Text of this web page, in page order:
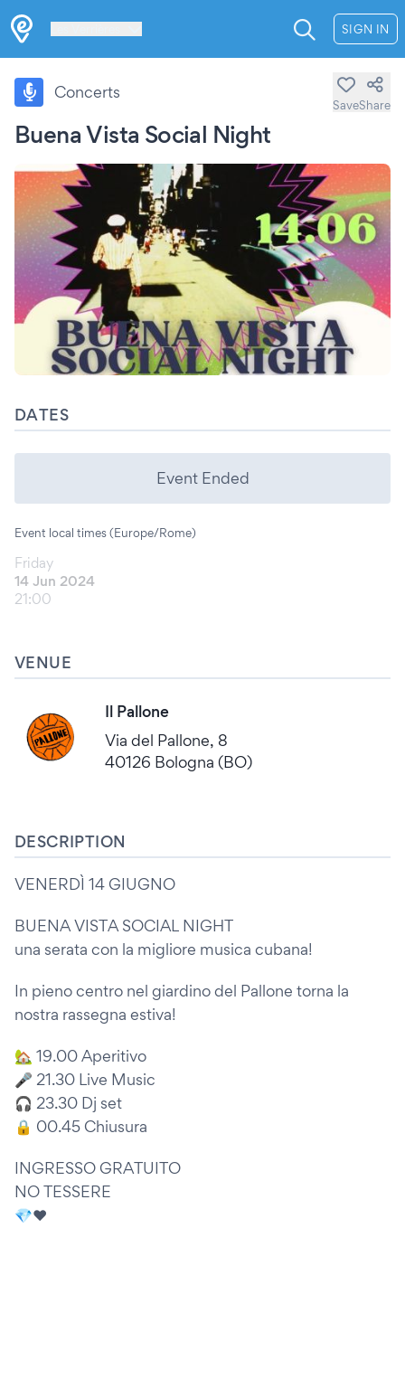
SIGN IN
Buena Vista Social Night
Concerts
SaveShare
DATES
Event Ended
Event local times (Europe/Rome)
Friday
14 Jun 2024
21:00
VENUE
Il Pallone
Via del Pallone, 8
40126 Bologna (BO)
DESCRIPTION
VENERDÌ 14 GIUGNO
BUENA VISTA SOCIAL NIGHT
una serata con la migliore musica cubana!
In pieno centro nel giardino del Pallone torna la
nostra rassegna estiva!
🏡 19.00 Aperitivo
🎤 21.30 Live Music
🎧 23.30 Dj set
🔒 00.45 Chiusura
INGRESSO GRATUITO
NO TESSERE
💎❤️